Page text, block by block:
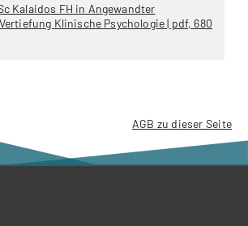
Kalaidos FH in Angewandter
Klinische Psychologie | pdf, 680
AGB zu dieser Seite